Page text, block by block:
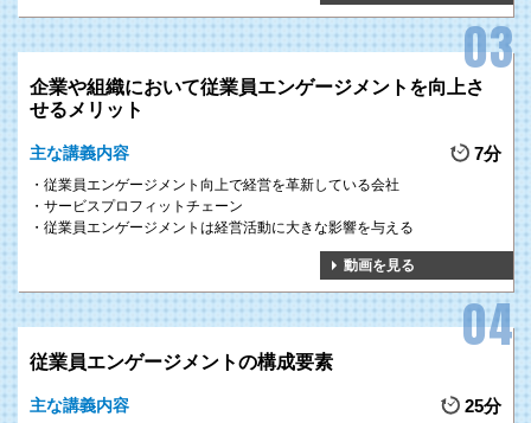
企業や組織において従業員エンゲージメントを向上さ
せるメリット
主な講義内容 7分
従業員エンゲージメント向上で経営を革新している会社
サービスプロフィットチェーン
従業員エンゲージメントは経営活動に大きな影響を与える
動画を見る
従業員エンゲージメントの構成要素
主な講義内容 25分